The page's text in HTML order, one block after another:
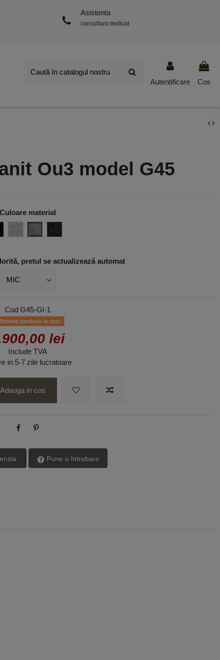
Asistenta
consultant dedicat
Autentificare Cos
Ou3 model G45
material
Gri deschis
Gri inchisNegru 2
pretul se actualizează automat
Cod G45-GI-1
produse in stoc
lei
Include TVA
in 5-7 zile lucratoare
Adauga in cos
Pune o întrebare